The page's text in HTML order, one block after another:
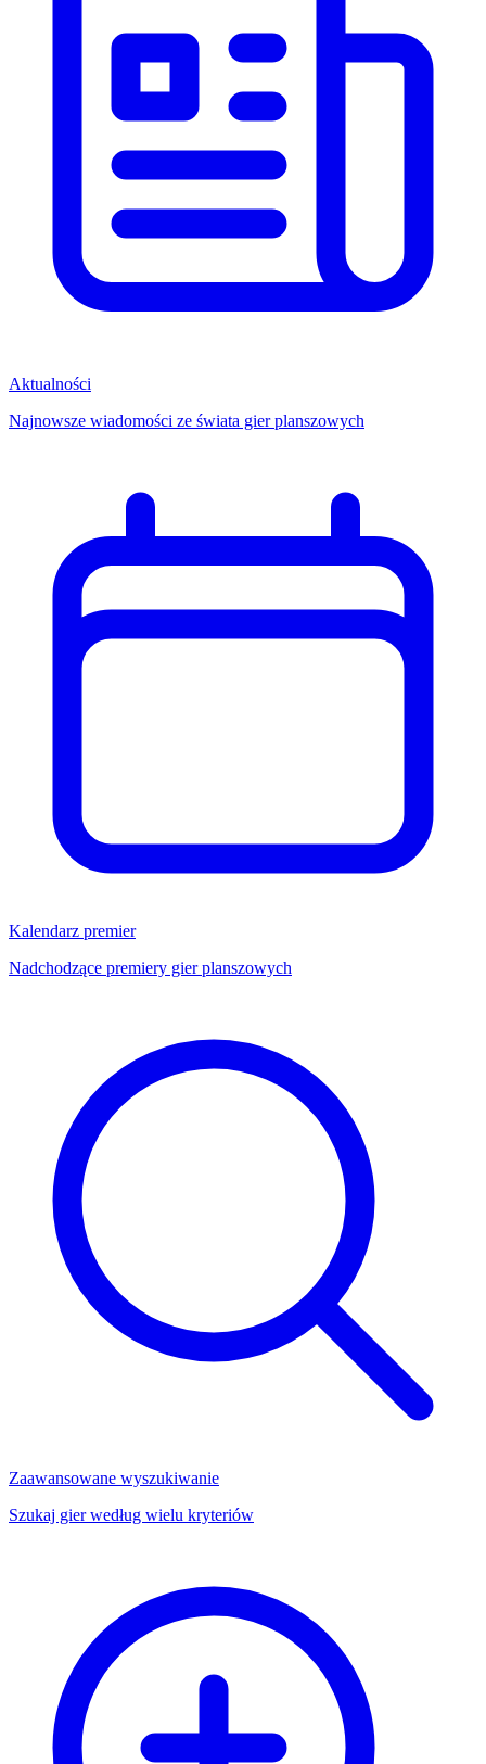
Aktualności
Najnowsze wiadomości ze świata gier planszowych
Kalendarz premier
Nadchodzące premiery gier planszowych
Zaawansowane wyszukiwanie
Szukaj gier według wielu kryteriów